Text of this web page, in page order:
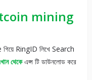
mining
গিয়ে RingID লিখে Search
থেকেএপ্স টি ডাউনলোড করে